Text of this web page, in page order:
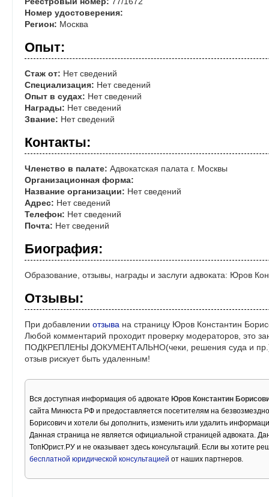
Номер удостоверения:
Регион: Москва
Опыт:
Стаж от: Нет сведений
Специализация: Нет сведений
Опыт в судах: Нет сведений
Награды: Нет сведений
Звание: Нет сведений
Контакты:
Членство в палате: Адвокатская палата г. Москвы
Организационная форма:
Название организации: Нет сведений
Адрес: Нет сведений
Телефон: Нет сведений
Почта: Нет сведений
Биография:
Образование, отзывы, награды и заслуги адвоката: Юров
Отзывы:
При добавлении отзыва на страницу Юров Константин
Любой комментарий проходит проверку модераторов, это
ПОДКРЕПЛЕНЫ ДОКУМЕНТАЛЬНО(чеки, решения суда и пр.)!
отзыв рискует быть удаленным!
Вся доступная информация об адвокате Юров Константин
сайта Минюста РФ и предоставляется посетителям на
Борисович и хотели бы дополнить, изменить или удалить
Данная страница не является официальной страницей адвоката.
ТопЮрист.РУ и не оказывает здесь консультаций. Если вы хотите
бесплатной юридической консультацией от наших партнеров.